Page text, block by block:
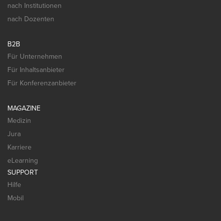
nach Institutionen
nach Dozenten
B2B
Für Unternehmen
Für Inhaltsanbieter
Für Konferenzanbieter
MAGAZINE
Medizin
Jura
Karriere
eLearning
SUPPORT
Hilfe
Mobil